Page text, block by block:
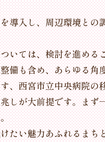
導入し、周辺環境と
いては、検討を進める
備も含め、あらゆる
、西宮市立中央病院
しが大前提です。ま
たい魅力あふれるま